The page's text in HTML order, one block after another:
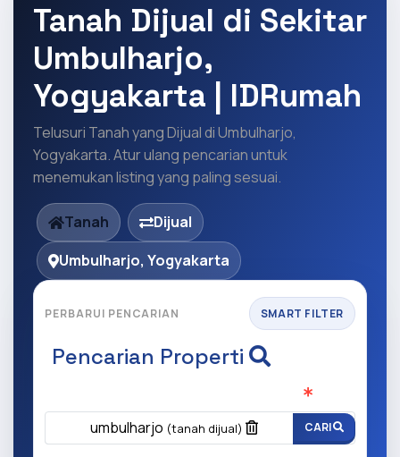
Tanah Dijual di Sekitar
Umbulharjo,
Yogyakarta | IDRumah
Telusuri Tanah yang Dijual di Umbulharjo,
Yogyakarta. Atur ulang pencarian untuk
menemukan listing yang paling sesuai.
Tanah
Dijual
Umbulharjo, Yogyakarta
PERBARUI PENCARIAN SMART FILTER
Pencarian Properti
umbulharjo (tanah dijual) CARI